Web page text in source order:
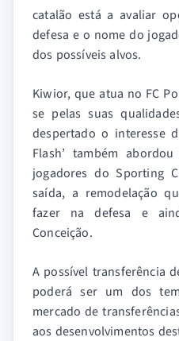
catalão está a avaliar
defesa e o nome do
dos possíveis alvos.
Kiwior, que atua no FC
se pelas suas
despertado o interesse
Flash’ também
jogadores do Sporting
saída, a remodelação
fazer na defesa e
Conceição.
A possível transferência
poderá ser um dos
mercado de
aos desenvolvimentos